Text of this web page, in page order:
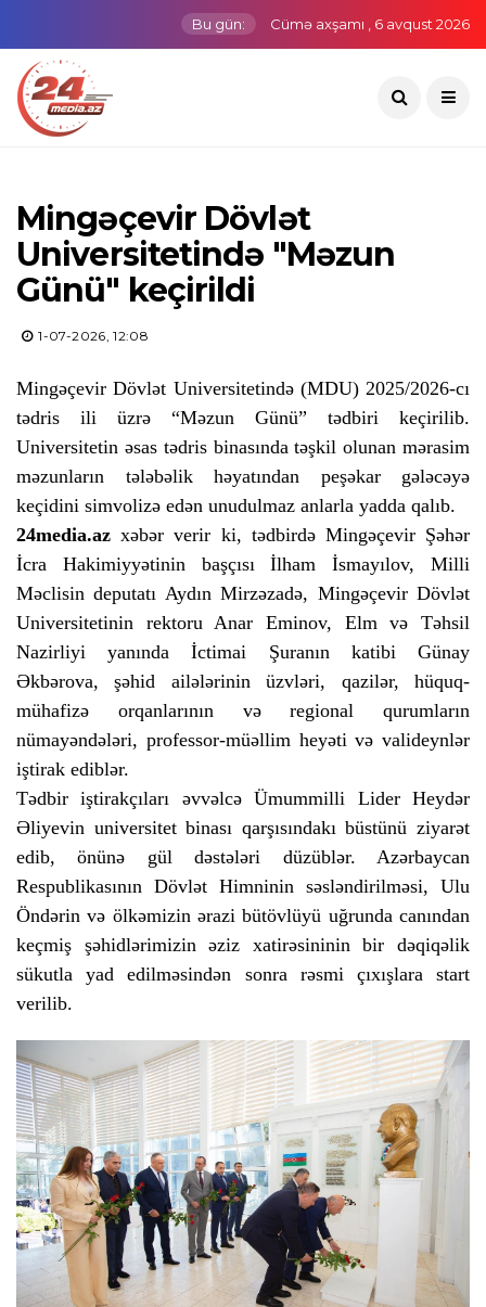
Bu gün: Cümə axşamı , 6 avqust 2026
Mingəçevir Dövlət
Universitetində "Məzun
Günü" keçirildi
1-07-2026, 12:08
Mingəçevir Dövlət Universitetində (MDU) 2025/2026-cı
tədris ili üzrə “Məzun Günü” tədbiri keçirilib.
Universitetin əsas tədris binasında təşkil olunan mərasim
məzunların tələbəlik həyatından peşəkar gələcəyə
keçidini simvolizə edən unudulmaz anlarla yadda qalıb.
24media.az xəbər verir ki, tədbirdə Mingəçevir Şəhər
İcra Hakimiyyətinin başçısı İlham İsmayılov, Milli
Məclisin deputatı Aydın Mirzəzadə, Mingəçevir Dövlət
Universitetinin rektoru Anar Eminov, Elm və Təhsil
Nazirliyi yanında İctimai Şuranın katibi Günay
Əkbərova, şəhid ailələrinin üzvləri, qazilər, hüquq-
mühafizə orqanlarının və regional qurumların
nümayəndələri, professor-müəllim heyəti və valideynlər
iştirak ediblər.
Tədbir iştirakçıları əvvəlcə Ümummilli Lider Heydər
Əliyevin universitet binası qarşısındakı büstünü ziyarət
edib, önünə gül dəstələri düzüblər. Azərbaycan
Respublikasının Dövlət Himninin səsləndirilməsi, Ulu
Öndərin və ölkəmizin ərazi bütövlüyü uğrunda canından
keçmiş şəhidlərimizin əziz xatirəsininin bir dəqiqəlik
sükutla yad edilməsindən sonra rəsmi çıxışlara start
verilib.